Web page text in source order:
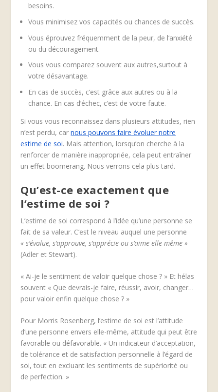
besoins.
Vous minimisez vos capacités ou chances de succès.
Vous éprouvez fréquemment de la peur, de l’anxiété
ou du découragement.
Vous vous comparez souvent aux autres,surtout à
votre désavantage.
En cas de succès, c’est grâce aux autres ou à la
chance. En cas d’échec, c’est de votre faute.
Si vous vous reconnaissez dans plusieurs attitudes, rien
n’est perdu, carnous pouvons faire évoluer notre
estime de soi. Mais attention, lorsqu’on cherche à la
renforcer de manière inappropriée, cela peut entraîner
un effet boomerang. Nous verrons cela plus tard.
Qu’est-ce exactement que
l’estime de soi ?
L’estime de soi correspond à l’idée qu’une personne se
fait de sa valeur. C’est le niveau auquel une personne
« s’évalue, s’approuve, s’apprécie ou s’aime elle-même »
(Adler et Stewart).
« Ai-je le sentiment de valoir quelque chose ? » Et hélas
souvent « Que devrais-je faire, réussir, avoir, changer…
pour valoir enfin quelque chose ? »
Pour Morris Rosenberg, l’estime de soi est l’attitude
d’une personne envers elle-même, attitude qui peut être
favorable ou défavorable. « Un indicateur d’acceptation,
de tolérance et de satisfaction personnelle à l’égard de
soi, tout en excluant les sentiments de supériorité ou
de perfection. »